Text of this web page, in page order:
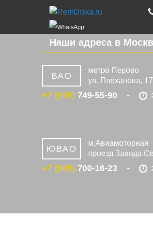
Наши адреса в
ВАО
метро Перово
ул. Плеханова,
+7 (905) 749-55-90
ЮВАО
м.Авиамоторная
проезд Завода
+7 (905) 700-16-23